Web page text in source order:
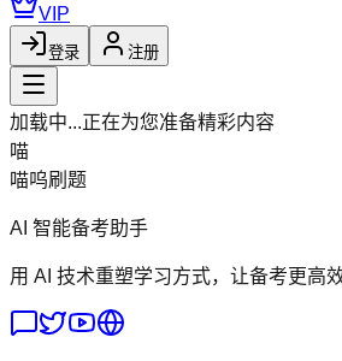
VIP
登录 注册
加载中...正在为您准备精彩内容
喵
喵呜刷题
AI 智能备考助手
用 AI 技术重塑学习方式，让备考更高